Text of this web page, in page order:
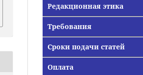
Редакционная этика
Требования
Сроки подачи статей
Оплата